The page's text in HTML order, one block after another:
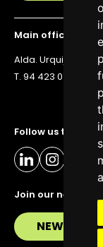
Follow us to stay
Join our newsletter
Main office
Alda. Urquijo 36,
T. 94 423 07 43